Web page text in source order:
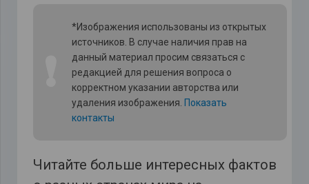
*Изображения использованы из открытых
источников. В случае наличия прав на
данный материал просим связаться с
редакцией для решения вопроса о
корректном указании авторства или
удаления изображения. Показать
контакты
Читайте больше интересных фактов